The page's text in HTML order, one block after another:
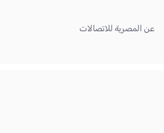
عن المصرية للاتصالات